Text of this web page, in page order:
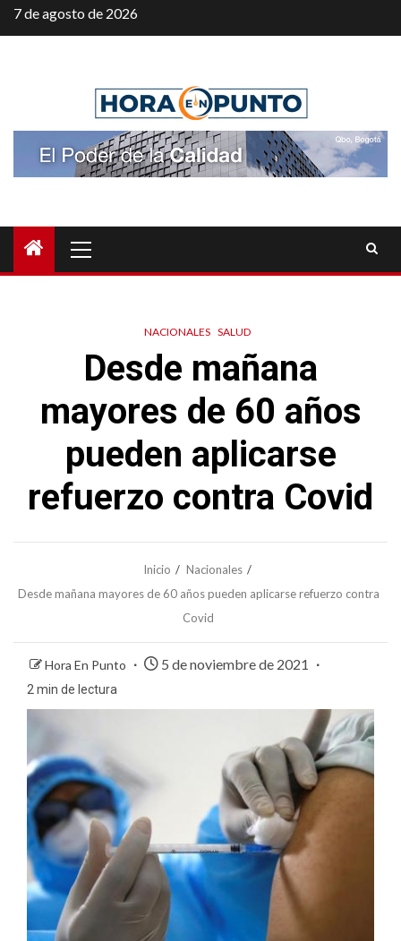
Saltar
al
7 de agosto de 2026
principal
NACIONALES SALUD
Desde mañana
mayores de 60 años
pueden aplicarse
refuerzo contra Covid
Inicio
Nacionales
Desde mañana mayores de 60 años pueden aplicarse refuerzo contra
Covid
Hora En Punto 5 de noviembre de 2021
2 min de lectura